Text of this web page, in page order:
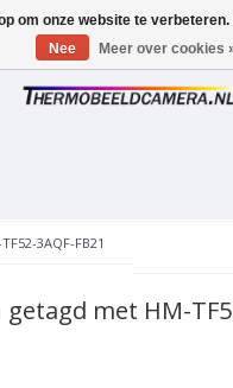
3AQF-FB21
met HM-
om onze website te
Nee
Meer over cookies